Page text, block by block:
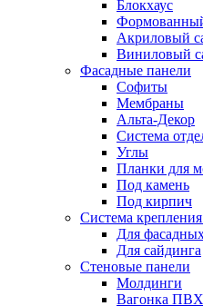
Блокхаус
Акриловый
Виниловый
Фасадные панели
Софиты
Мембраны
Альта-Декор
Система
Углы
Планки для
Под камень
Под кирпич
Система
Для
Для сайдинга
Стеновые панели
Молдинги
Вагонка ПВХ